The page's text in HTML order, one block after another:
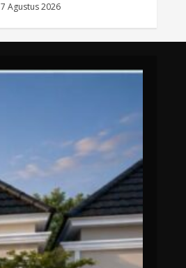
7 Agustus 2026